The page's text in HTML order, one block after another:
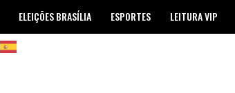
ELEIÇÕES BRASÍLIA ESPORTES LEITURA VIP